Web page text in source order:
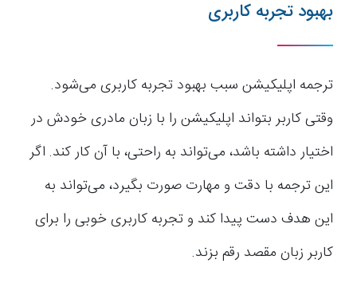
بهبود تجربه کاربری
ترجمه اپلیکیشن سبب بهبود تجربه کاربری می‌شود.
وقتی کاربر بتواند اپلیکیشن را با زبان مادری خودش در
اختیار داشته باشد، می‌تواند به راحتی، با آن کار کند. اگر
این ترجمه با دقت و مهارت صورت بگیرد، می‌تواند به
این هدف دست پیدا کند و تجربه کاربری خوبی را برای
کاربر زبان مقصد رقم بزند.